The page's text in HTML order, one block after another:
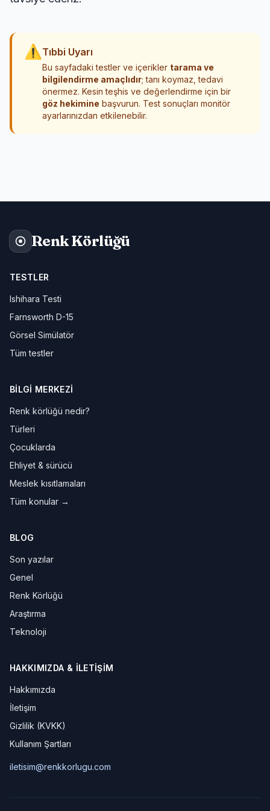
⚠ Tıbbi Uyarı
Bu sayfadaki testler ve içerikler tarama ve
bilgilendirme amaçlıdır; tanı koymaz, tedavi
önermez. Kesin teşhis ve değerlendirme için bir
göz hekimine başvurun. Test sonuçları monitör
ayarlarınızdan etkilenebilir.
Renk Körlüğü
TESTLER
Ishihara Testi
Farnsworth D-15
Görsel Simülatör
Tüm testler
BILGI MERKEZI
Renk körlüğü nedir?
Türleri
Çocuklarda
Ehliyet & sürücü
Meslek kısıtlamaları
Tüm konular →
BLOG
Son yazılar
Genel
Renk Körlüğü
Araştırma
Teknoloji
HAKKIMIZDA & İLETIŞIM
Hakkımızda
İletişim
Gizlilik (KVKK)
Kullanım Şartları
iletisim@renkkorlugu.com